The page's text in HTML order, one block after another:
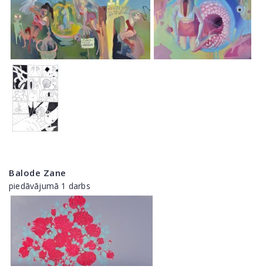
Balode Zane
piedāvājumā 1 darbs